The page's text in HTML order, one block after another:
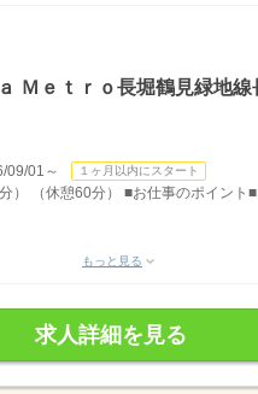
Ｍｅｔｒｏ長堀鶴見緑地線
01～ １ヶ月以内にスタート
） （休憩60分） ■お仕事のポイント
もっと見る
求人詳細を見る